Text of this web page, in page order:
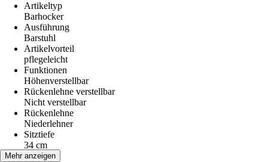
Artikeltyp
Barhocker
Ausführung
Barstuhl
Artikelvorteil
pflegeleicht
Funktionen
Höhenverstellbar
Rückenlehne verstellbar
Nicht verstellbar
Rückenlehne
Niederlehner
Sitztiefe
34 cm
Sitzhöhe
Mehr anzeigen